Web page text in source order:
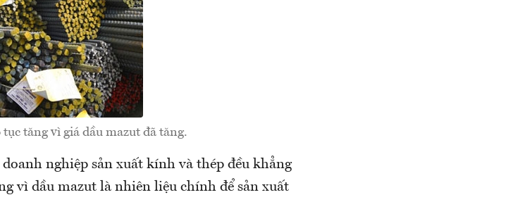
tục tăng vì giá dầu mazut đã tăng.
nghiệp sản xuất kính và thép đều khẳng
vì dầu mazut là nhiên liệu chính để sản xuất